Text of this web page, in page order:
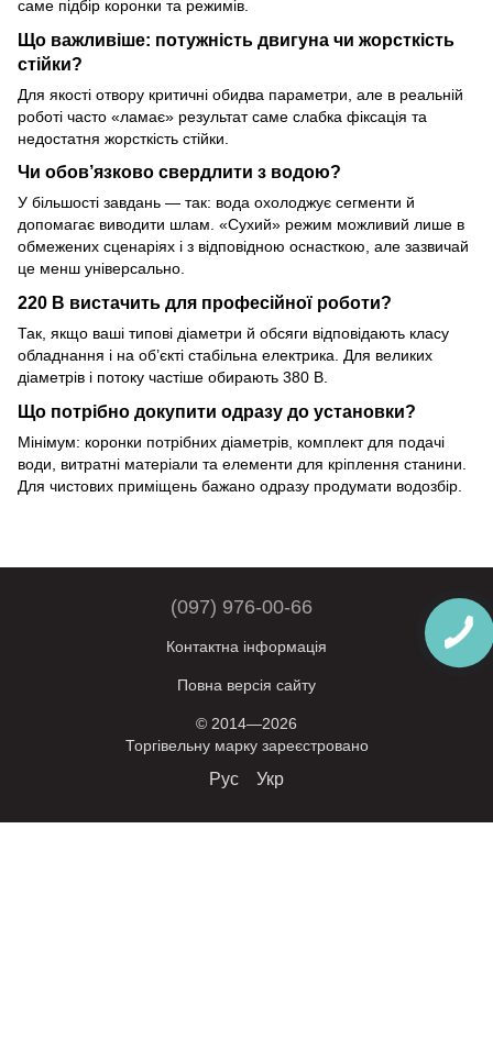
саме підбір коронки та режимів.
Що важливіше: потужність двигуна чи жорсткість
стійки?
Для якості отвору критичні обидва параметри, але в реальній
роботі часто «ламає» результат саме слабка фіксація та
недостатня жорсткість стійки.
Чи обов’язково свердлити з водою?
У більшості завдань — так: вода охолоджує сегменти й
допомагає виводити шлам. «Сухий» режим можливий лише в
обмежених сценаріях і з відповідною оснасткою, але зазвичай
це менш універсально.
220 В вистачить для професійної роботи?
Так, якщо ваші типові діаметри й обсяги відповідають класу
обладнання і на об’єкті стабільна електрика. Для великих
діаметрів і потоку частіше обирають 380 В.
Що потрібно докупити одразу до установки?
Мінімум: коронки потрібних діаметрів, комплект для подачі
води, витратні матеріали та елементи для кріплення станини.
Для чистових приміщень бажано одразу продумати водозбір.
(097) 976-00-66
Контактна інформація
Повна версія сайту
© 2014—2026
Торгівельну марку зареєстровано
Рус Укр